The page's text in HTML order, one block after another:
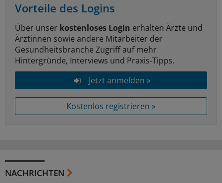
Vorteile des Logins
Über unser kostenloses Login erhalten Ärzte und
Ärztinnen sowie andere Mitarbeiter der
Gesundheitsbranche Zugriff auf mehr
Hintergründe, Interviews und Praxis-Tipps.
Jetzt anmelden »
Kostenlos registrieren »
NACHRICHTEN